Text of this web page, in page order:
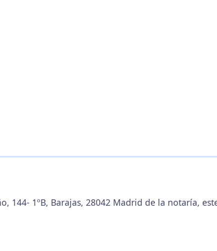
144- 1ºB, Barajas, 28042 Madrid de la notaría,